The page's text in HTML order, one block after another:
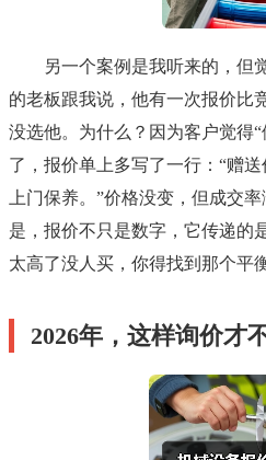
另一个案例是我听来的，但
的老板跟我说，他有一次报价比
没选他。为什么？因为客户觉得
了，报价单上多写了一行：“赠
上门保养。”价格没变，但成交
是，报价不只是数字，它传递的
太高了没人买，你得找到那个平
2026年，这样询价才